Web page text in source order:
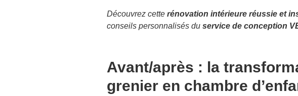
Découvrez cette rénovation intérieure réussie et
conseils personnalisés du service de conception
Avant/après : la
grenier en chambre